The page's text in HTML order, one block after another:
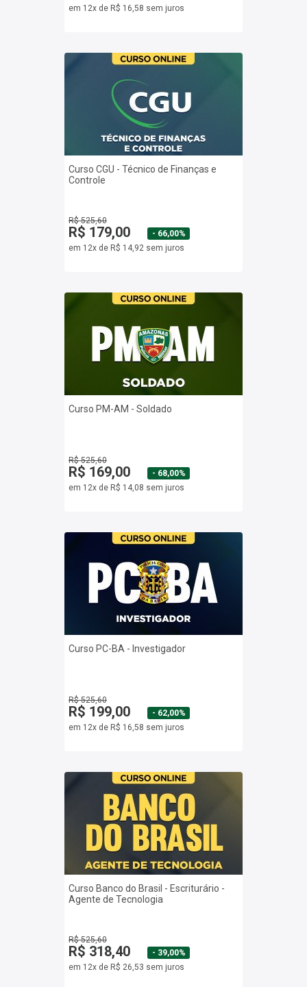
em 12x de R$ 16,58 sem juros
Curso CGU - Técnico de Finanças e
Controle
R$ 525,60
R$ 179,00
- 66,00%
em 12x de R$ 14,92 sem juros
Curso PM-AM - Soldado
R$ 525,60
R$ 169,00
- 68,00%
em 12x de R$ 14,08 sem juros
Curso PC-BA - Investigador
R$ 525,60
R$ 199,00
- 62,00%
em 12x de R$ 16,58 sem juros
Curso Banco do Brasil - Escriturário -
Agente de Tecnologia
R$ 525,60
R$ 318,40
- 39,00%
em 12x de R$ 26,53 sem juros